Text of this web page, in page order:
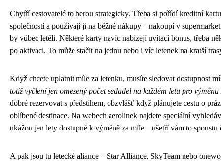
Chytří cestovatelé to berou strategicky. Třeba si pořídí kreditní
společností a používají ji na běžné nákupy – nakoupí v
by vůbec letěli. Některé karty navíc nabízejí uvítací bonus, třeba
po aktivaci. To může stačit na jednu nebo i víc letenek na kratší
Když chcete uplatnit míle za letenku, musíte sledovat dostupnost
totiž vyčlení jen omezený počet sedadel na každém letu pro výměnu
dobré rezervovat s předstihem, obzvlášť když plánujete cestu o
oblíbené destinace. Na webech aerolinek najdete speciální
ukážou jen lety dostupné k výměně za míle – ušetří vám to spoustu
A pak jsou tu letecké aliance – Star Alliance, SkyTeam nebo